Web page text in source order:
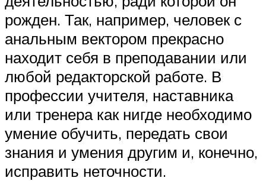
рожден. Так, например, человек с
анальным вектором прекрасно
находит себя в преподавании или
любой редакторской работе. В
профессии учителя, наставника
или тренера как нигде необходимо
умение обучить, передать свои
знания и умения другим и, конечно,
исправить неточности.